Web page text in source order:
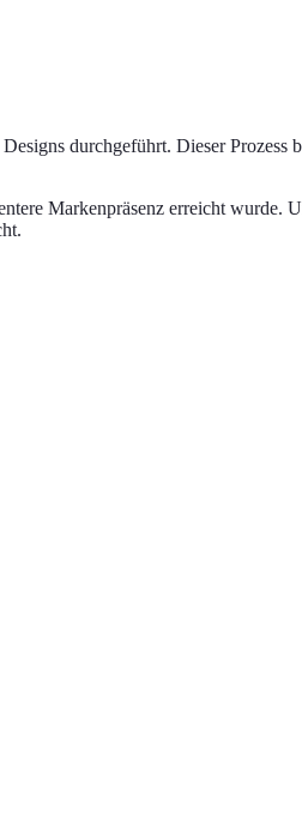
durchgeführt. Dieser Prozess
Markenpräsenz erreicht wurde.